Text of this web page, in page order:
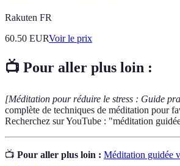
Rakuten FR
60.50 EURVoir le prix
📺 Pour aller plus loin :
[Méditation pour réduire le stress : Guide
complète de techniques de méditation pour
Recherchez sur YouTube : "méditation
📺 Pour aller plus loin : Méditation guidée